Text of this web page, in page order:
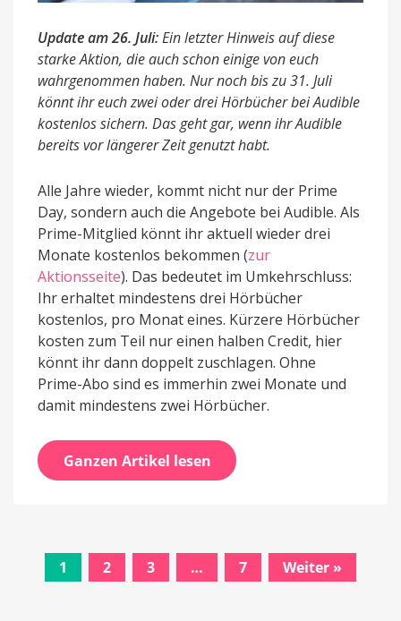
Update am 26. Juli:Ein letzter Hinweis auf diese
starke Aktion, die auch schon einige von euch
wahrgenommen haben. Nur noch bis zu 31. Juli
könnt ihr euch zwei oder drei Hörbücher bei Audible
kostenlos sichern. Das geht gar, wenn ihr Audible
bereits vor längerer Zeit genutzt habt.
Alle Jahre wieder, kommt nicht nur der Prime
Day, sondern auch die Angebote bei Audible. Als
Prime-Mitglied könnt ihr aktuell wieder drei
Monate kostenlos bekommen (zur
Aktionsseite). Das bedeutet im Umkehrschluss:
Ihr erhaltet mindestens drei Hörbücher
kostenlos, pro Monat eines. Kürzere Hörbücher
kosten zum Teil nur einen halben Credit, hier
könnt ihr dann doppelt zuschlagen. Ohne
Prime-Abo sind es immerhin zwei Monate und
damit mindestens zwei Hörbücher.
Ganzen Artikel lesen
1 2 3 … 7 Weiter »